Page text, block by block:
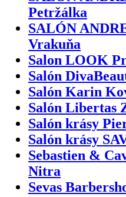
Petržálka
SALÓN
Vrakuňa
Salon LOOK
Salón
Salón Karin
Salón Libertas
Salón krásy
Salón krásy
Sebastien &
Nitra
Sevas